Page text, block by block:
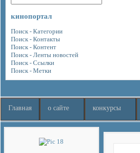
кинопортал
Поиск - Категории
Поиск - Контакты
Поиск - Контент
Поиск - Ленты новостей
Поиск - Ссылки
Поиск - Метки
Главная о сайте конкурсы